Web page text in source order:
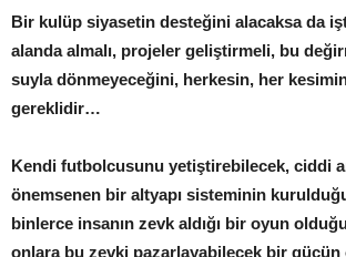
Bir kulüp siyasetin desteğini alacaksa da
alanda almalı, projeler geliştirmeli, bu
suyla dönmeyeceğini, herkesin, her
gereklidir…
Kendi futbolcusunu yetiştirebilecek, ciddi
önemsenen bir altyapı sisteminin
binlerce insanın zevk aldığı bir oyun
onlara bu zevki pazarlayabilecek bir